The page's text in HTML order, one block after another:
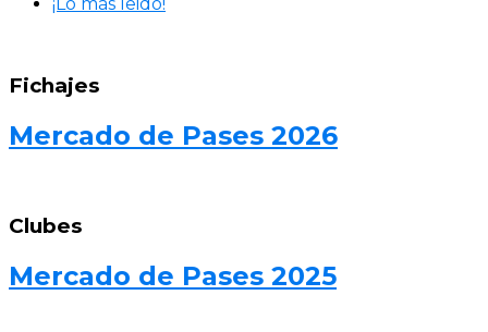
Fichajes
Mercado de Pases 2026
Clubes
Mercado de Pases 2025